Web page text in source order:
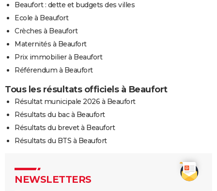
Beaufort : dette et budgets des villes
Ecole à Beaufort
Crèches à Beaufort
Maternités à Beaufort
Prix immobilier à Beaufort
Référendum à Beaufort
Tous les résultats officiels à Beaufort
Résultat municipale 2026 à Beaufort
Résultats du bac à Beaufort
Résultats du brevet à Beaufort
Résultats du BTS à Beaufort
NEWSLETTERS